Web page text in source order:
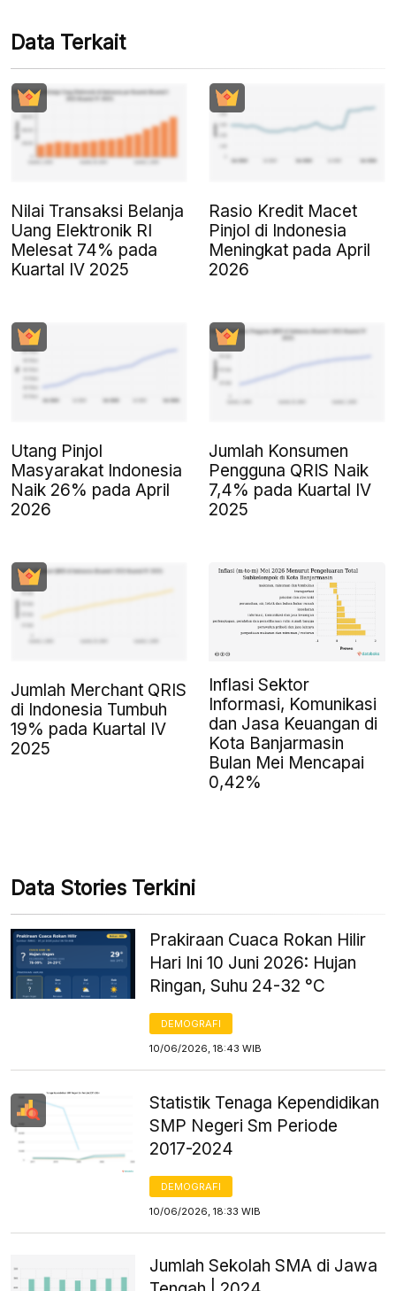
Data Terkait
Nilai Transaksi Belanja
Uang Elektronik RI
Melesat 74% pada
Kuartal IV 2025
Rasio Kredit Macet
Pinjol di Indonesia
Meningkat pada April
2026
Utang Pinjol
Masyarakat Indonesia
Naik 26% pada April
2026
Jumlah Konsumen
Pengguna QRIS Naik
7,4% pada Kuartal IV
2025
Jumlah Merchant QRIS
di Indonesia Tumbuh
19% pada Kuartal IV
2025
Inflasi Sektor
Informasi, Komunikasi
dan Jasa Keuangan di
Kota Banjarmasin
Bulan Mei Mencapai
0,42%
Data Stories Terkini
Prakiraan Cuaca Rokan Hilir
Hari Ini 10 Juni 2026: Hujan
Ringan, Suhu 24-32 °C
DEMOGRAFI
10/06/2026, 18:43 WIB
Statistik Tenaga Kependidikan
SMP Negeri Sm Periode
2017-2024
DEMOGRAFI
10/06/2026, 18:33 WIB
Jumlah Sekolah SMA di Jawa